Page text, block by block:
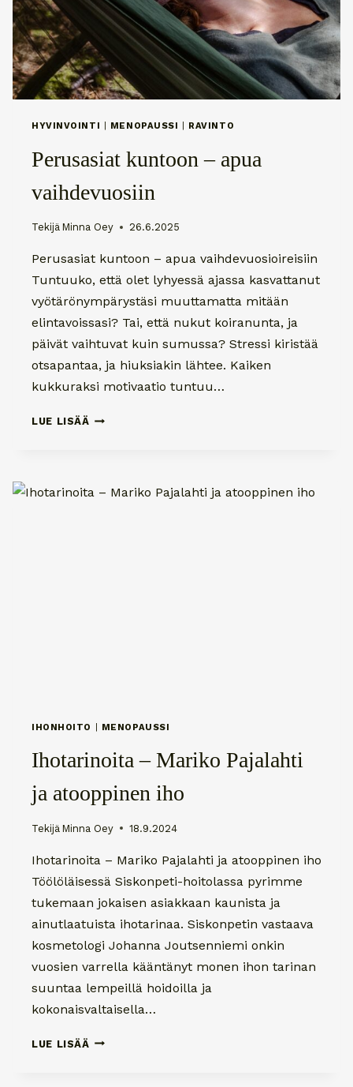
HYVINVOINTI MENOPAUSSI RAVINTO
Perusasiat kuntoon – apua
vaihdevuosiin
Tekijä Minna Oey 26.6.2025
Perusasiat kuntoon – apua vaihdevuosioireisiin
Tuntuuko, että olet lyhyessä ajassa kasvattanut
vyötärönympärystäsi muuttamatta mitään
elintavoissasi? Tai, että nukut koiranunta, ja
päivät vaihtuvat kuin sumussa? Stressi kiristää
otsapantaa, ja hiuksiakin lähtee. Kaiken
kukkuraksi motivaatio tuntuu…
LUE LISÄÄ PERUSASIAT
IHONHOITO MENOPAUSSI
Ihotarinoita – Mariko Pajalahti
ja atooppinen iho
Tekijä Minna Oey 18.9.2024
Ihotarinoita – Mariko Pajalahti ja atooppinen iho
Töölöläisessä Siskonpeti-hoitolassa pyrimme
tukemaan jokaisen asiakkaan kaunista ja
ainutlaatuista ihotarinaa. Siskonpetin vastaava
kosmetologi Johanna Joutsenniemi onkin
vuosien varrella kääntänyt monen ihon tarinan
suuntaa lempeillä hoidoilla ja
kokonaisvaltaisella…
LUE LISÄÄ IHOTARINOITA